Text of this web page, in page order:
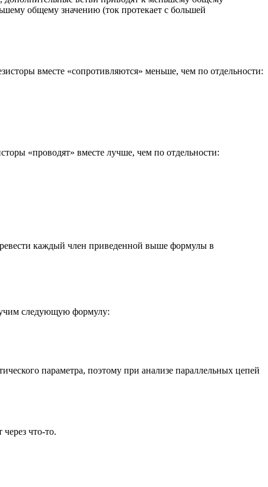
общему значению (ток протекает с большей
вместе «сопротивляются» меньше, чем по отдельности:
«проводят» вместе лучше, чем по отдельности:
каждый член приведенной выше формулы в
следующую формулу:
параметра, поэтому при анализе параллельных цепей
что-то.